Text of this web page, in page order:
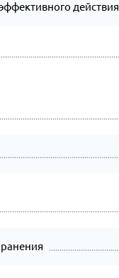
действия